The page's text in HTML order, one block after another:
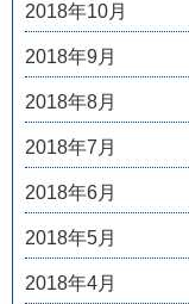
2018年10月
2018年9月
2018年8月
2018年7月
2018年6月
2018年5月
2018年4月